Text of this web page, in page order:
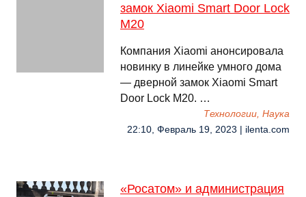
замок Xiaomi Smart Door Lock
M20
Компания Xiaomi анонсировала
новинку в линейке умного дома
— дверной замок Xiaomi Smart
Door Lock M20. …
Технологии, Наука
22:10, Февраль 19, 2023 | ilenta.com
«Росатом» и администрация